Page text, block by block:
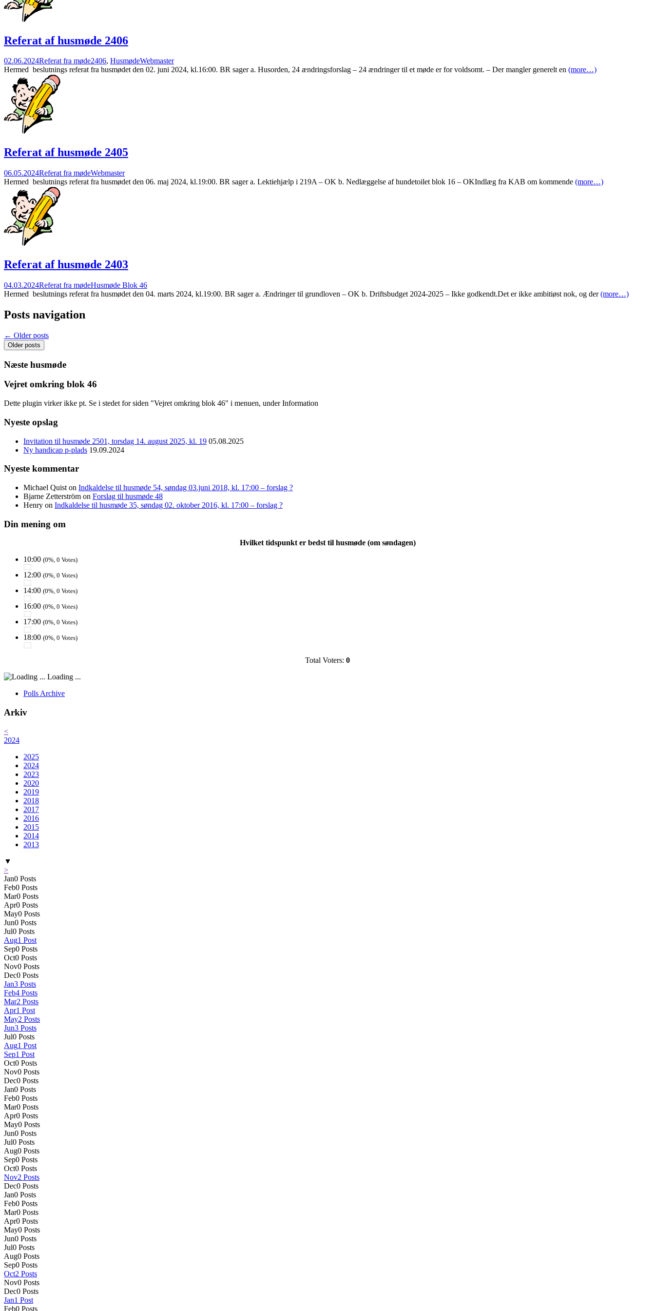
Referat af husmøde 2406
02.06.2024Referat fra møde2406, HusmødeWebmaster
Hermed beslutnings referat fra husmødet den 02. juni 2024, kl.16:00. BR sager a. Husorden, 24 ændringsforslag – 24 ændringer til et møde er for voldsomt. – Der mangler generelt en (more…)
Referat af husmøde 2405
06.05.2024Referat fra mødeWebmaster
Hermed beslutnings referat fra husmødet den 06. maj 2024, kl.19:00. BR sager a. Lektiehjælp i 219A – OK b. Nedlæggelse af hundetoilet blok 16 – OKIndlæg fra KAB om kommende (more…)
Referat af husmøde 2403
04.03.2024Referat fra mødeHusmøde Blok 46
Hermed beslutnings referat fra husmødet den 04. marts 2024, kl.19:00. BR sager a. Ændringer til grundloven – OK b. Driftsbudget 2024-2025 – Ikke godkendt.Det er ikke ambitiøst nok, og der(more…)
Posts navigation
← Older posts
Older posts
Næste husmøde
Vejret omkring blok 46
Dette plugin virker ikke pt. Se i stedet for siden "Vejret omkring blok 46" i menuen, under Information
Nyeste opslag
Invitation til husmøde 2501, torsdag 14. august 2025, kl. 19 05.08.2025
Ny handicap p-plads 19.09.2024
Nyeste kommentar
Michael Quist on Indkaldelse til husmøde 54, søndag 03.juni 2018, kl. 17:00 – forslag ?
Bjarne Zetterström on Forslag til husmøde 48
Henry on Indkaldelse til husmøde 35, søndag 02. oktober 2016, kl. 17:00 – forslag ?
Din mening om
Hvilket tidspunkt er bedst til husmøde (om søndagen)
10:00 (0%, 0 Votes)
12:00 (0%, 0 Votes)
14:00 (0%, 0 Votes)
16:00 (0%, 0 Votes)
17:00 (0%, 0 Votes)
18:00 (0%, 0 Votes)
Total Voters: 0
Loading ...
Polls Archive
Arkiv
<
2024
2025
2024
2023
2020
2019
2018
2017
2016
2015
2014
2013
▼
>
Jan0 Posts
Feb0 Posts
Mar0 Posts
Apr0 Posts
May0 Posts
Jun0 Posts
Jul0 Posts
Aug1 Post
Sep0 Posts
Oct0 Posts
Nov0 Posts
Dec0 Posts
Jan3 Posts
Feb4 Posts
Mar2 Posts
Apr1 Post
May2 Posts
Jun3 Posts
Jul0 Posts
Aug1 Post
Sep1 Post
Oct0 Posts
Nov0 Posts
Dec0 Posts
Jan0 Posts
Feb0 Posts
Mar0 Posts
Apr0 Posts
May0 Posts
Jun0 Posts
Jul0 Posts
Aug0 Posts
Sep0 Posts
Oct0 Posts
Nov2 Posts
Dec0 Posts
Jan0 Posts
Feb0 Posts
Mar0 Posts
Apr0 Posts
May0 Posts
Jun0 Posts
Jul0 Posts
Aug0 Posts
Sep0 Posts
Oct2 Posts
Nov0 Posts
Dec0 Posts
Jan1 Post
Feb0 Posts